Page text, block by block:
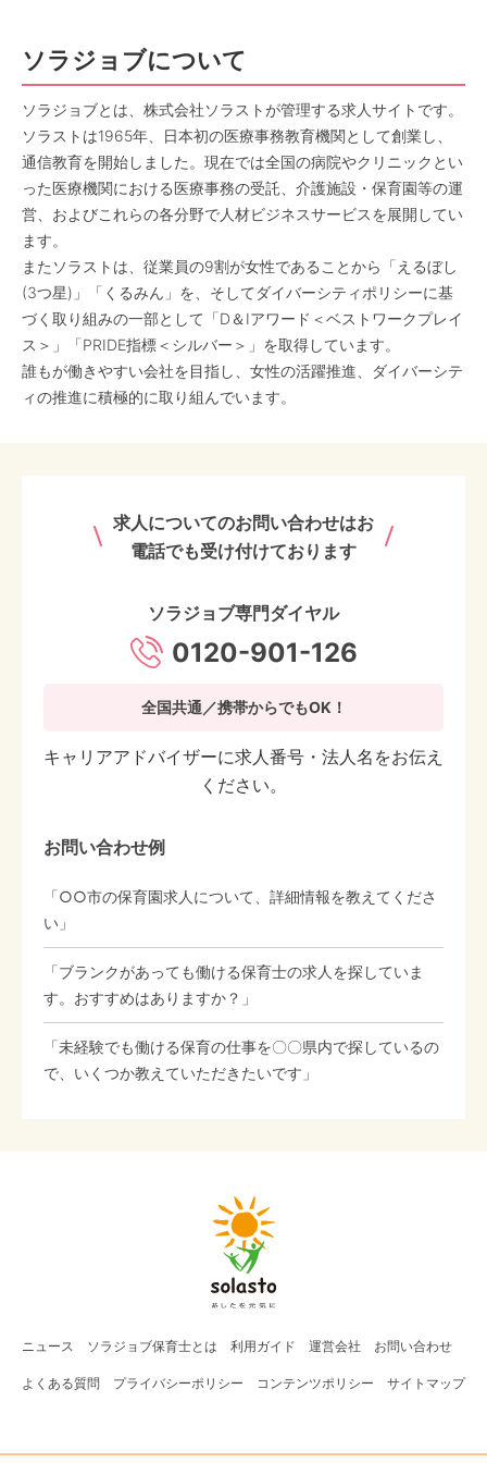
ソラジョブについて
ソラジョブとは、株式会社ソラストが管理する求人サイトです。
ソラストは1965年、日本初の医療事務教育機関として創業し、
通信教育を開始しました。現在では全国の病院やクリニックとい
った医療機関における医療事務の受託、介護施設・保育園等の運
営、およびこれらの各分野で人材ビジネスサービスを展開してい
ます。
またソラストは、従業員の9割が女性であることから「えるぼし
(3つ星)」「くるみん」を、そしてダイバーシティポリシーに基
づく取り組みの一部として「D＆Iアワード＜ベストワークプレイ
ス＞」「PRIDE指標＜シルバー＞」を取得しています。
誰もが働きやすい会社を目指し、女性の活躍推進、ダイバーシテ
ィの推進に積極的に取り組んでいます。
求人についてのお問い合わせはお
電話でも受け付けております
ソラジョブ専門ダイヤル
0120-901-126
全国共通／携帯からでもOK！
キャリアアドバイザーに求人番号・法人名をお伝え
ください。
お問い合わせ例
「○○市の保育園求人について、詳細情報を教えてくださ
い」
「ブランクがあっても働ける保育士の求人を探していま
す。おすすめはありますか？」
「未経験でも働ける保育の仕事を〇〇県内で探しているの
で、いくつか教えていただきたいです」
ニュース ソラジョブ保育士とは 利用ガイド 運営会社 お問い合わせ
よくある質問 プライバシーポリシー コンテンツポリシー サイトマップ